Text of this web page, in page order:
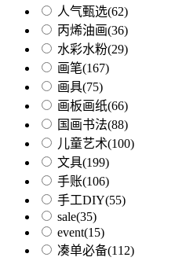
人气甄选(62)
丙烯油画(36)
水彩水粉(29)
画笔(167)
画具(75)
画板画纸(66)
国画书法(88)
儿童艺术(100)
文具(199)
手账(106)
手工DIY(55)
sale(35)
event(15)
凑单必备(112)